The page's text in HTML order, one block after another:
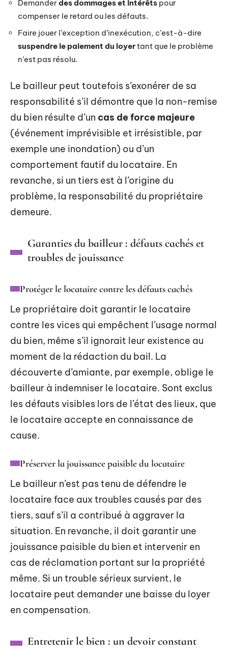
Demanderdes dommages et intérêts pour
compenser le retard ou les défauts.
Faire jouer l’exception d’inexécution, c’est-à-dire
suspendre le paiement du loyertant que le problème
n’est pas résolu.
Le bailleur peut toutefois s’exonérer de sa
responsabilité s’il démontre que la non-remise
du bien résulte d’un cas de force majeure
(événement imprévisible et irrésistible, par
exemple une inondation) ou d’un
comportement fautif du locataire. En
revanche, si un tiers est à l’origine du
problème, la responsabilité du propriétaire
demeure.
Garanties du bailleur : défauts cachés et
troubles de jouissance
Protéger le locataire contre les défauts cachés
Le propriétaire doit garantir le locataire
contre les vices qui empêchent l’usage normal
du bien, même s’il ignorait leur existence au
moment de la rédaction du bail. La
découverte d’amiante, par exemple, oblige le
bailleur à indemniser le locataire. Sont exclus
les défauts visibles lors de l’état des lieux, que
le locataire accepte en connaissance de
cause.
Préserver la jouissance paisible du locataire
Le bailleur n’est pas tenu de défendre le
locataire face aux troubles causés par des
tiers, sauf s’il a contribué à aggraver la
situation. En revanche, il doit garantir une
jouissance paisible du bien et intervenir en
cas de réclamation portant sur la propriété
même. Si un trouble sérieux survient, le
locataire peut demander une baisse du loyer
en compensation.
Entretenir le bien : un devoir constant